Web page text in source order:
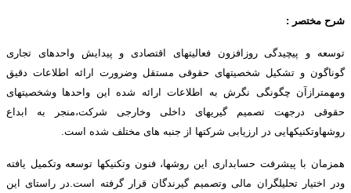
شرح مختصر :
توسعه و پیچیدگی روزافزون فعالیتهای اقتصادی و پیدایش واحدهای تجاری
گوناگون و تشکیل شخصیتهای حقوقی مستقل وضرورت ارائه اطلاعات دقیق
ومهمترازآن چگونگی نگرش به اطلاعات ارائه شده این واحدها وشخصیتهای
حقوقی درجهت تصمیم گیریهای داخلی وخارجی شرکت،منجر به ابداع
روشهاوتکنیکهایی در ارزیابی شرکتها از جنبه های مختلف شده است.
همزمان با پیشرفت حسابداری این روشها، فنون وتکنیکها توسعه وتکمیل یافته
ودر اختیار تحلیلگران مالی وتصمیم گیرندگان قرار گرفته است.در راستای این